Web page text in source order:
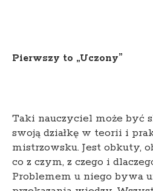
Pierwszy to „Uczony”
Taki nauczyciel może być
swoją działkę w teorii i
mistrzowsku. Jest obkuty,
co z czym, z czego i
Problemem u niego bywa